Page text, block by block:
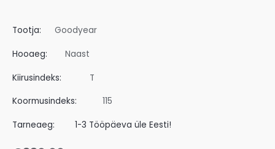
Tootja: Goodyear
Hooaeg: Naast
Kiirusindeks: T
Koormusindeks: 115
Tarneaeg: 1-3 Tööpäeva üle Eesti!